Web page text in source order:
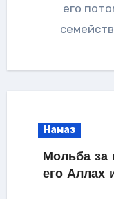
его
Намаз
Мольба за
его Аллах